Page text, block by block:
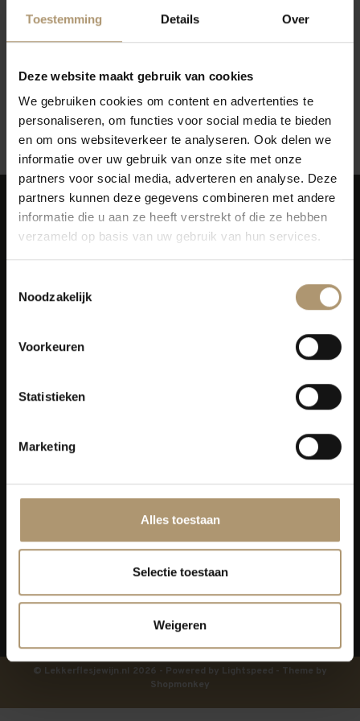
Toestemming Details Over
Deze website maakt gebruik van cookies
We gebruiken cookies om content en advertenties te
personaliseren, om functies voor social media te bieden
en om ons websiteverkeer te analyseren. Ook delen we
informatie over uw gebruik van onze site met onze
partners voor social media, adverteren en analyse. Deze
partners kunnen deze gegevens combineren met andere
informatie die u aan ze heeft verstrekt of die ze hebben
verzameld op basis van uw gebruik van hun services.
Noodzakelijk
Voorkeuren
Statistieken
Marketing
Alles toestaan
Selectie toestaan
Weigeren
Geen producten gevonden!...
Terug naar vorige pagina
2431 AE Noorden
info@lekkerflesjewijn.nl
Klantenservice
© Lekkerflesjewijn.nl 2026 - Powered by Lightspeed - Theme by
Shopmonkey